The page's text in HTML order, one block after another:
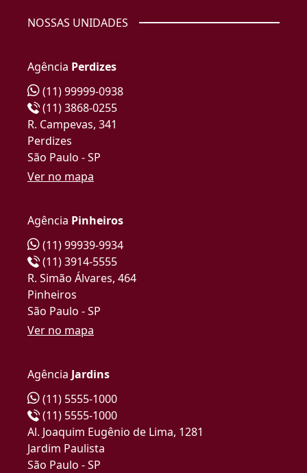
NOSSAS UNIDADES
Agência Perdizes
(11) 99999-0938
(11) 3868-0255
R. Campevas, 341
Perdizes
São Paulo - SP
Ver no mapa
Agência Pinheiros
(11) 99939-9934
(11) 3914-5555
R. Simão Álvares, 464
Pinheiros
São Paulo - SP
Ver no mapa
Agência Jardins
(11) 5555-1000
(11) 5555-1000
Al. Joaquim Eugênio de Lima, 1281
Jardim Paulista
São Paulo - SP